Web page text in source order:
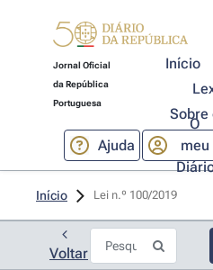
Jornal Oficial
da República
Portuguesa
Início
Sobre
Ajuda
O
meu
Início Lei n.º 100/2019
Voltar